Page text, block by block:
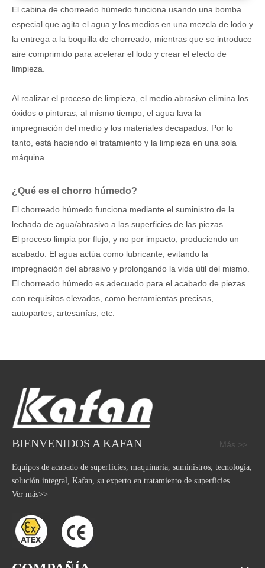
El cabina de chorreado húmedo funciona usando una bomba
especial que agita el agua y los medios en una mezcla de lodo y
la entrega a la boquilla de chorreado, mientras que se introduce
aire comprimido para acelerar el lodo y crear el efecto de
limpieza.
Al realizar el proceso de limpieza, el medio abrasivo elimina los
óxidos o pinturas, al mismo tiempo, el agua lava la
impregnación del medio y los materiales decapados. Por lo
tanto, está haciendo el tratamiento y la limpieza en una sola
máquina.
¿Qué es el chorro húmedo?
El chorreado húmedo funciona mediante el suministro de la
lechada de agua/abrasivo a las superficies de las piezas.
El proceso limpia por flujo, y no por impacto, produciendo un
acabado. El agua actúa como lubricante, evitando la
impregnación del abrasivo y prolongando la vida útil del mismo.
El chorreado húmedo es adecuado para el acabado de piezas
con requisitos elevados, como herramientas precisas,
autopartes, artesanías, etc.
BIENVENIDOS A KAFAN Más >>
Equipos de acabado de superficies, maquinaria, suministros, tecnología,
solución integral, Kafan, su experto en tratamiento de superficies.
Ver más>>